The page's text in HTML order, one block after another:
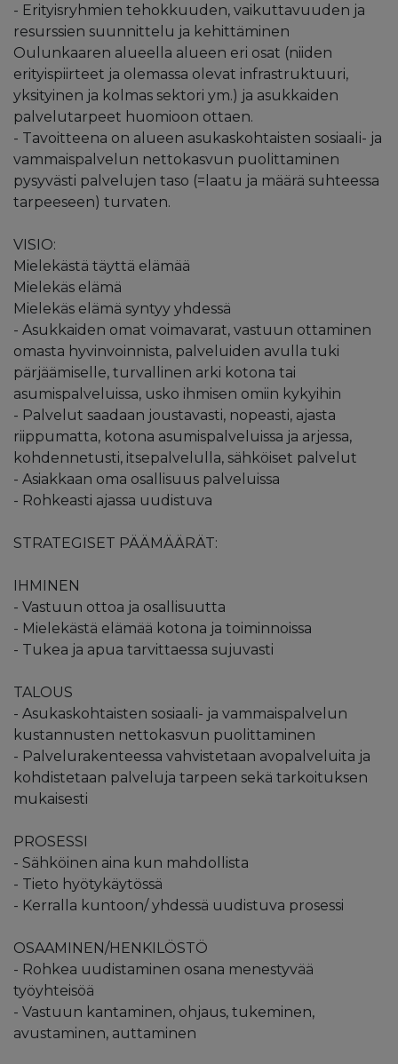
- Erityisryhmien tehokkuuden, vaikuttavuuden ja
resurssien suunnittelu ja kehittäminen
Oulunkaaren alueella alueen eri osat (niiden
erityispiirteet ja olemassa olevat infrastruktuuri,
yksityinen ja kolmas sektori ym.) ja asukkaiden
palvelutarpeet huomioon ottaen.
- Tavoitteena on alueen asukaskohtaisten sosiaali- ja
vammaispalvelun nettokasvun puolittaminen
pysyvästi palvelujen taso (=laatu ja määrä suhteessa
tarpeeseen) turvaten.
VISIO:
Mielekästä täyttä elämää
Mielekäs elämä
Mielekäs elämä syntyy yhdessä
- Asukkaiden omat voimavarat, vastuun ottaminen
omasta hyvinvoinnista, palveluiden avulla tuki
pärjäämiselle, turvallinen arki kotona tai
asumispalveluissa, usko ihmisen omiin kykyihin
- Palvelut saadaan joustavasti, nopeasti, ajasta
riippumatta, kotona asumispalveluissa ja arjessa,
kohdennetusti, itsepalvelulla, sähköiset palvelut
- Asiakkaan oma osallisuus palveluissa
- Rohkeasti ajassa uudistuva
STRATEGISET PÄÄMÄÄRÄT:
IHMINEN
- Vastuun ottoa ja osallisuutta
- Mielekästä elämää kotona ja toiminnoissa
- Tukea ja apua tarvittaessa sujuvasti
TALOUS
- Asukaskohtaisten sosiaali- ja vammaispalvelun
kustannusten nettokasvun puolittaminen
- Palvelurakenteessa vahvistetaan avopalveluita ja
kohdistetaan palveluja tarpeen sekä tarkoituksen
mukaisesti
PROSESSI
- Sähköinen aina kun mahdollista
- Tieto hyötykäytössä
- Kerralla kuntoon/ yhdessä uudistuva prosessi
OSAAMINEN/HENKILÖSTÖ
- Rohkea uudistaminen osana menestyvää
työyhteisöä
- Vastuun kantaminen, ohjaus, tukeminen,
avustaminen, auttaminen